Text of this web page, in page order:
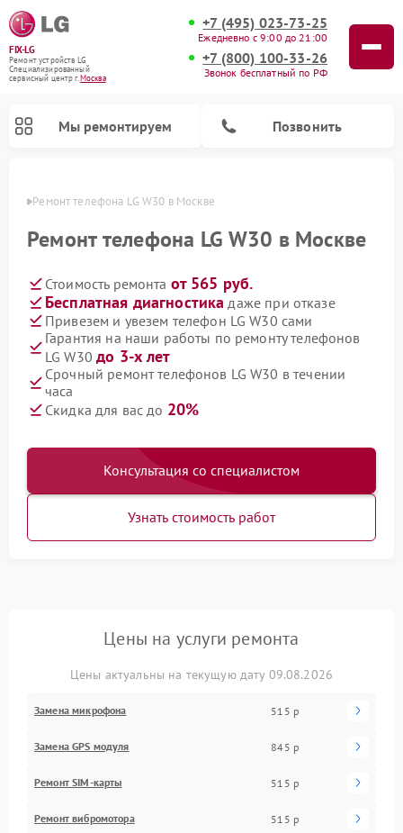
FIX-LG
Ремонт устройств LG
Специализированный
cервисный центр г.Москва
+7 (495) 023-73-25
Ежедневно с 9:00 до 21:00
+7 (800) 100-33-26
Звонок бесплатный по РФ
Мы ремонтируем Позвонить
Ремонт телефона LG W30 в Москве
Ремонт телефона LG W30 в Москве
Стоимость ремонта от 565 руб.
Бесплатная диагностика даже при отказе
Привезем и увезем телефон LG W30 сами
Гарантия на наши работы по ремонту телефонов
LG W30до 3-х лет
Срочный ремонт телефонов LG W30 в течении
часа
Скидка для вас до 20%
Консультация со специалистом
Узнать стоимость работ
Цены на услуги ремонта
Цены актуальны на текущую дату 09.08.2026
Замена микрофона 515 р
Замена GPS модуля 845 р
Ремонт SIM-карты 515 р
Ремонт вибромотора 515 р